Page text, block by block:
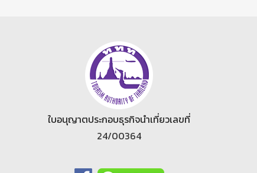
ใบอนุญาตประกอบธุรกิจนำเที่ยวเลขที่
24/00364